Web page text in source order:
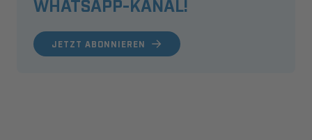
WHATSAPP-KANAL!
JETZT ABONNIEREN